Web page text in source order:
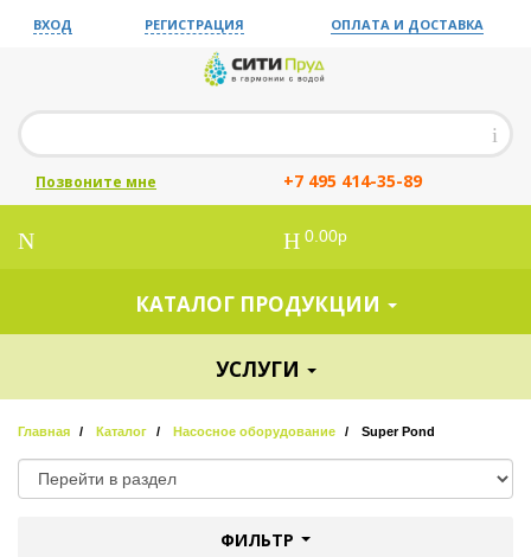
ВХОД РЕГИСТРАЦИЯ ОПЛАТА И ДОСТАВКА
Позвоните мне +7 495 414-35-89
0.00р
КАТАЛОГ ПРОДУКЦИИ
УСЛУГИ
Главная Каталог Насосное оборудование Super Pond
ФИЛЬТР